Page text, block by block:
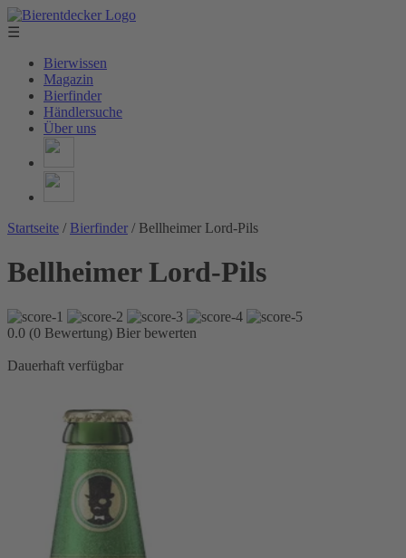
☰
Bierwissen
Magazin
Bierfinder
Händlersuche
Über uns
Startseite / Bierfinder / Bellheimer Lord-Pils
Bellheimer Lord-Pils
0.0 (0 Bewertung) Bier bewerten
Dauerhaft verfügbar